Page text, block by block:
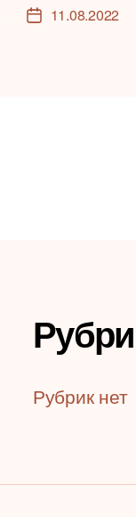
Дата11.08.2022
Рубрик нет